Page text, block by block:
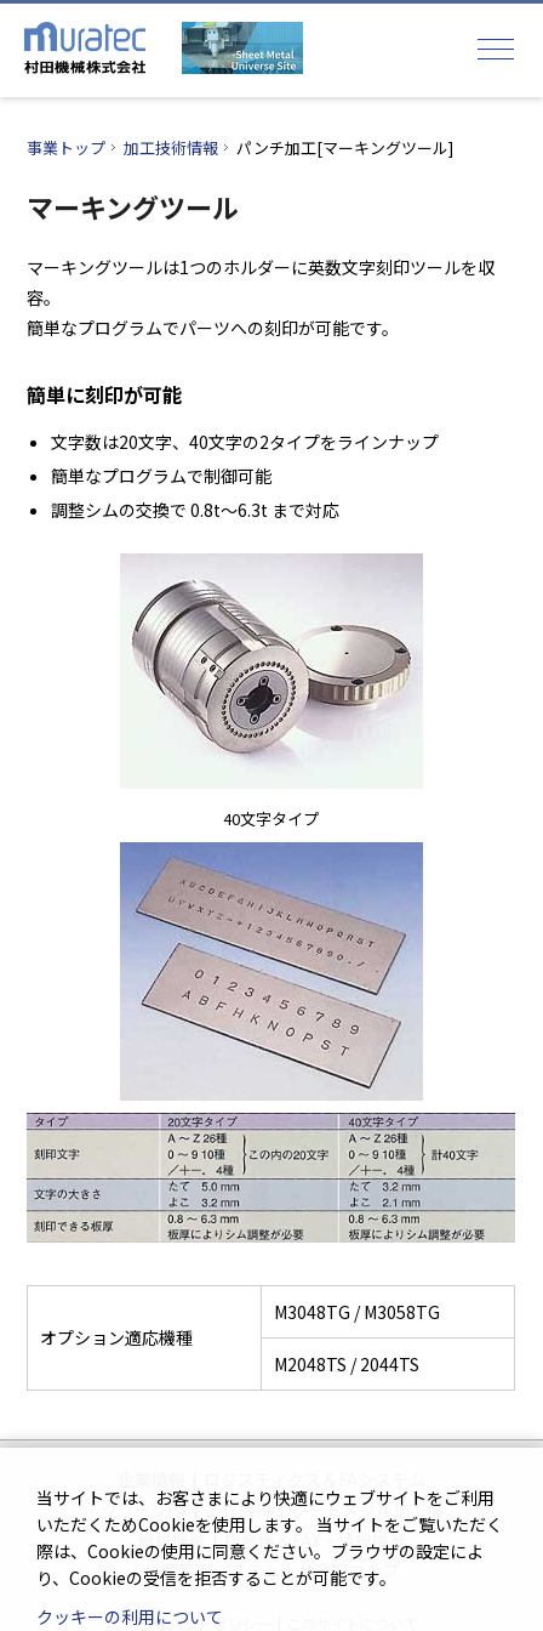
事業トップ 加工技術情報 パンチ加工[マーキングツール]
マーキングツール
マーキングツールは1つのホルダーに英数文字刻印ツールを収
容。
簡単なプログラムでパーツへの刻印が可能です。
簡単に刻印が可能
文字数は20文字、40文字の2タイプをラインナップ
簡単なプログラムで制御可能
調整シムの交換で 0.8t～6.3t まで対応
40文字タイプ
オプション適応機種
M3048TG / M3058TG
M2048TS / 2044TS
クリーンFA | 工作機械 | シートメタル加工機
繊維機械 | 複合機＆FAX・情報機器
生産管理システム | サイトマップ
プライバシーポリシー
当サイトでは、お客さまにより快適にウェブサイトをご利用
いただくためCookieを使用します。 当サイトをご覧いただく
際は、Cookieの使用に同意ください。ブラウザの設定によ
り、Cookieの受信を拒否することが可能です。
クッキーの利用について